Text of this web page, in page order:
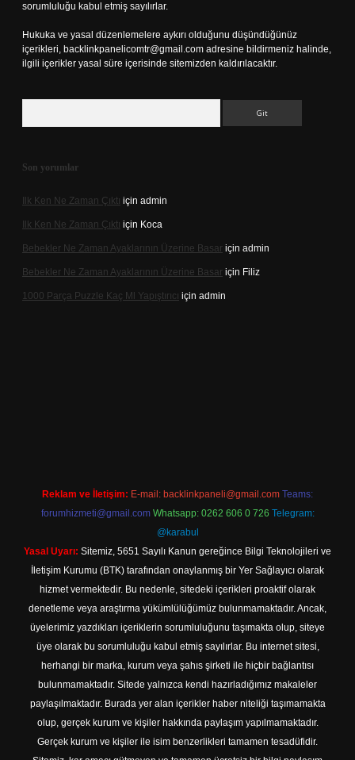
sorumluluğu kabul etmiş sayılırlar.
Hukuka ve yasal düzenlemelere aykırı olduğunu düşündüğünüz
içerikleri, backlinkpanelicomtr@gmail.com adresine bildirmeniz halinde,
ilgili içerikler yasal süre içerisinde sitemizden kaldırılacaktır.
Son yorumlar
Ilk Ken Ne Zaman Çıktı için admin
Ilk Ken Ne Zaman Çıktı için Koca
Bebekler Ne Zaman Ayaklarının Üzerine Basar için admin
Bebekler Ne Zaman Ayaklarının Üzerine Basar için Filiz
1000 Parça Puzzle Kaç Ml Yapıştırıcı için admin
Reklam ve İletişim: E-mail: backlinkpaneli@gmail.com Teams:
forumhizmeti@gmail.com Whatsapp: 0262 606 0 726 Telegram:
@karabul
Yasal Uyarı: Sitemiz, 5651 Sayılı Kanun gereğince Bilgi Teknolojileri ve
İletişim Kurumu (BTK) tarafından onaylanmış bir Yer Sağlayıcı olarak
hizmet vermektedir. Bu nedenle, sitedeki içerikleri proaktif olarak
denetleme veya araştırma yükümlülüğümüz bulunmamaktadır. Ancak,
üyelerimiz yazdıkları içeriklerin sorumluluğunu taşımakta olup, siteye
üye olarak bu sorumluluğu kabul etmiş sayılırlar. Bu internet sitesi,
herhangi bir marka, kurum veya şahıs şirketi ile hiçbir bağlantısı
bulunmamaktadır. Sitede yalnızca kendi hazırladığımız makaleler
paylaşılmaktadır. Burada yer alan içerikler haber niteliği taşımamakta
olup, gerçek kurum ve kişiler hakkında paylaşım yapılmamaktadır.
Gerçek kurum ve kişiler ile isim benzerlikleri tamamen tesadüfidir.